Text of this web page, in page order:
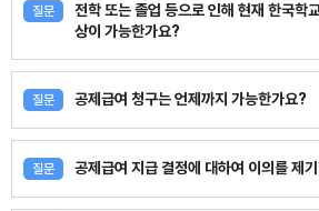
질문
전학 또는 졸업 등으로 인해 현재 한국학
상이 가능한가요?
질문 공제급여 청구는 언제까지 가능한가요?
질문 공제급여 지급 결정에 대하여 이의를 제